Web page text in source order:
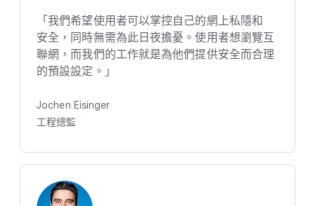
「我們​希望​使用​者​可以​掌控​自己​的​網上​私隱​和​
安全，​同時​無需​為​此日​夜​擔憂。​使用​者​想瀏覽​互​
聯網，​而​我們​的​工作​就是​為​他們​提供​安全​而​合理​
的​預設​設定。​」
Jochen Eisinger
工程​總監